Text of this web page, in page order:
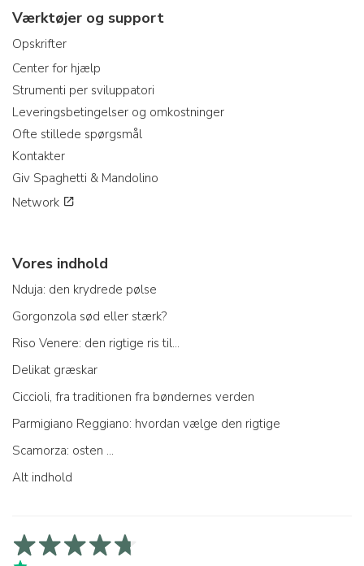
Værktøjer og support
Opskrifter
Center for hjælp
Strumenti per sviluppatori
Leveringsbetingelser og omkostninger
Ofte stillede spørgsmål
Kontakter
Giv Spaghetti & Mandolino
Network
Vores indhold
Nduja: den krydrede pølse
Gorgonzola sød eller stærk?
Riso Venere: den rigtige ris til...
Delikat græskar
Ciccioli, fra traditionen fra bøndernes verden
Parmigiano Reggiano: hvordan vælge den rigtige
Scamorza: osten ...
Alt indhold